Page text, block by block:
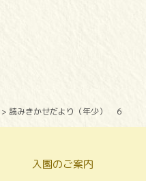
> 読みきかせだより（年少） ６
入園のご案内